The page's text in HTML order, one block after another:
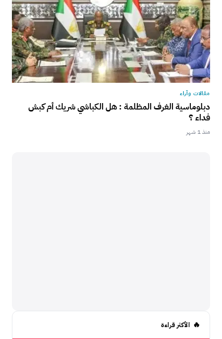
مقالات وآراء
دبلوماسية الغرف المظلمة : هل الكباشي شريك أم كبش
فداء ؟
منذ 1 شهر
الأكثر قراءة